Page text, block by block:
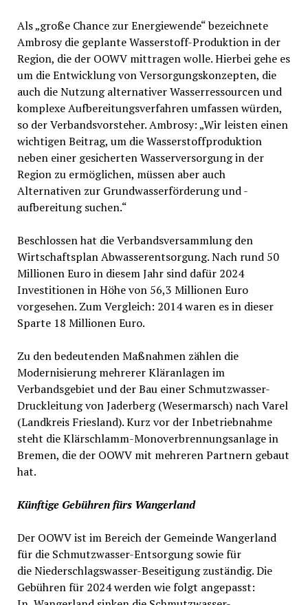
Als „große Chance zur Energiewende“ bezeichnete
Ambrosy die geplante Wasserstoff-Produktion in der
Region, die der OOWV mittragen wolle. Hierbei gehe es
um die Entwicklung von Versorgungskonzepten, die
auch die Nutzung alternativer Wasserressourcen und
komplexe Aufbereitungsverfahren umfassen würden,
so der Verbandsvorsteher. Ambrosy: „Wir leisten einen
wichtigen Beitrag, um die Wasserstoffproduktion
neben einer gesicherten Wasserversorgung in der
Region zu ermöglichen, müssen aber auch
Alternativen zur Grundwasserförderung und -
aufbereitung suchen.“
Beschlossen hat die Verbandsversammlung den
Wirtschaftsplan Abwasserentsorgung. Nach rund 50
Millionen Euro in diesem Jahr sind dafür 2024
Investitionen in Höhe von 56,3 Millionen Euro
vorgesehen. Zum Vergleich: 2014 waren es in dieser
Sparte 18 Millionen Euro.
Zu den bedeutenden Maßnahmen zählen die
Modernisierung mehrerer Kläranlagen im
Verbandsgebiet und der Bau einer Schmutzwasser-
Druckleitung von Jaderberg (Wesermarsch) nach Varel
(Landkreis Friesland). Kurz vor der Inbetriebnahme
steht die Klärschlamm-Monoverbrennungsanlage in
Bremen, die der OOWV mit mehreren Partnern gebaut
hat.
Künftige Gebühren fürs Wangerland
Der OOWV ist im Bereich der Gemeinde Wangerland
für die Schmutzwasser-Entsorgung sowie für
die Niederschlagswasser-Beseitigung zuständig. Die
Gebühren für 2024 werden wie folgt angepasst: